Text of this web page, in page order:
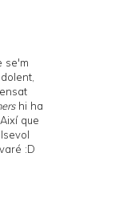
se'm
hi ha
que
:D